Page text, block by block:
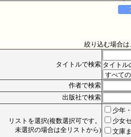
絞り込む場合
タイトルで検索 タイトル
作者で検索
出版社で検索
リストを選択(複数選択可です。
未選択の場合は全リストから)
少年
少女
文庫